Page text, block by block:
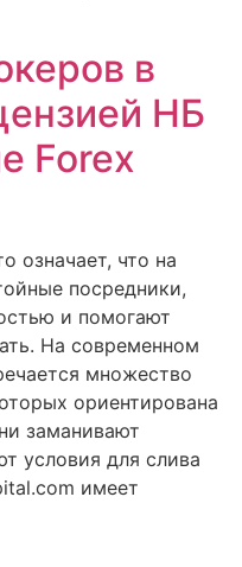
в
НБ
Forex
означает, что на
посредники,
и помогают
На современном
множество
ориентирована
заманивают
условия для слива
имеет